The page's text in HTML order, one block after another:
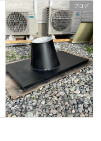
ブログ